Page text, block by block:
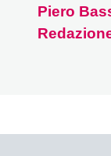
Piero